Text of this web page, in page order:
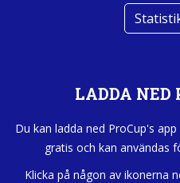
LADDA NED
Du kan ladda ned ProCup's
gratis och kan användas
Klicka på någon av ikonerna